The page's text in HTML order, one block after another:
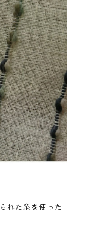
れた糸を使った